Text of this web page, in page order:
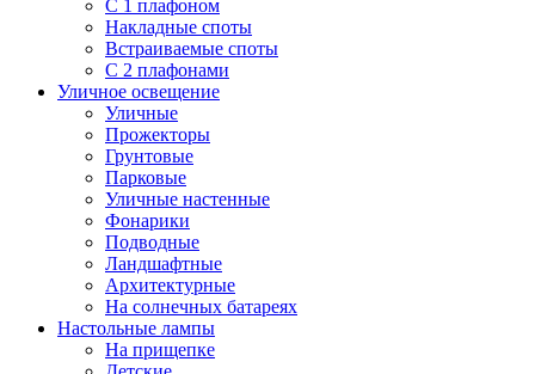
С 1 плафоном
Накладные споты
Встраиваемые споты
С 2 плафонами
Уличное освещение
Уличные
Прожекторы
Грунтовые
Парковые
Уличные настенные
Фонарики
Подводные
Ландшафтные
Архитектурные
На солнечных батареях
Настольные лампы
На прищепке